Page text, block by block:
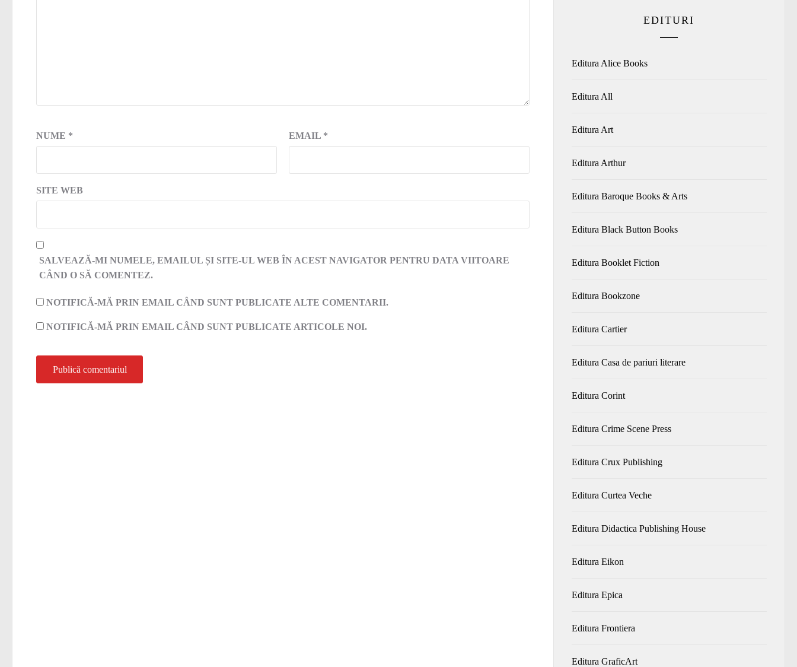
NUME * EMAIL *
SITE WEB
SALVEAZĂ-MI NUMELE, EMAILUL ȘI SITE-UL WEB ÎN ACEST NAVIGATOR PENTRU DATA VIITOARE
CÂND O SĂ COMENTEZ.
NOTIFICĂ-MĂ PRIN EMAIL CÂND SUNT PUBLICATE ALTE COMENTARII.
NOTIFICĂ-MĂ PRIN EMAIL CÂND SUNT PUBLICATE ARTICOLE NOI.
EDITURI
Editura Alice Books
Editura All
Editura Art
Editura Arthur
Editura Baroque Books & Arts
Editura Black Button Books
Editura Booklet Fiction
Editura Bookzone
Editura Cartier
Editura Casa de pariuri literare
Editura Corint
Editura Crime Scene Press
Editura Crux Publishing
Editura Curtea Veche
Editura Didactica Publishing House
Editura Eikon
Editura Epica
Editura Frontiera
Editura GraficArt